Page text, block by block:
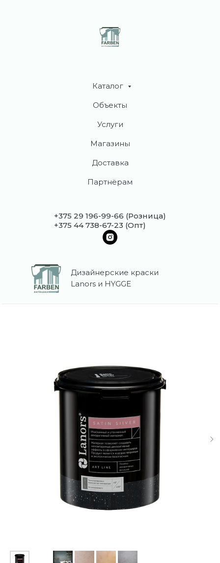
Каталог
Объекты
Услуги
Магазины
Доставка
Партнёрам
+375 29 196-99-66 (Розница)
+375 44 738-67-23 (Опт)
Дизайнерские краски
Lanors и HYGGE